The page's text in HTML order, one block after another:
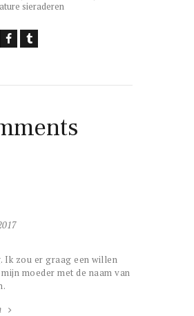
sieraderen
Ik zou er graag een willen
moeder met de naam van